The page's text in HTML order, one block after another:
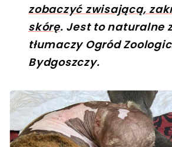
zobaczyć zwisającą,
skórę. Jest to naturalne
tłumaczy Ogród
Bydgoszczy.